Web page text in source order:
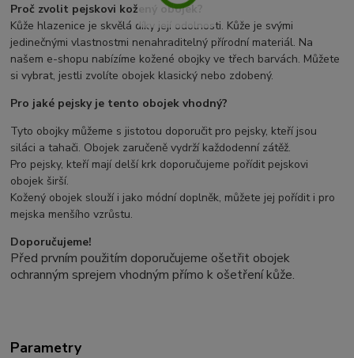
Proč zvolit pejskovi kožený obojek?
Kůže hlazenice je skvělá díky její odolnosti. Kůže je svými
jedinečnými vlastnostmi nenahraditelný přírodní materiál. Na
našem e-shopu nabízíme kožené obojky ve třech barvách. Můžete
si vybrat, jestli zvolíte obojek klasický nebo zdobený.
Pro jaké pejsky je tento obojek vhodný?
Tyto obojky můžeme s jistotou doporučit pro pejsky, kteří jsou
siláci a tahači. Obojek zaručeně vydrží každodenní zátěž.
Pro pejsky, kteří mají delší krk doporučujeme pořídit pejskovi
obojek širší.
Kožený obojek slouží i jako módní doplněk, můžete jej pořídit i pro
mejska menšího vzrůstu.
Doporučujeme!
Před prvním použitím doporučujeme ošetřit obojek
ochranným sprejem vhodným přímo k ošetření kůže.
Parametry